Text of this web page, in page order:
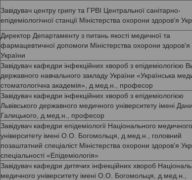
Завідувач центру грипу та ГРВІ Центральної санітарно-
епідеміологічної станції Міністерства охорони здоров'я
Директор Департаменту з питань якості медичної та
фармацевтичної допомоги Міністерства охорони здоров'я
України
Завідувач кафедри інфекційних хвороб з епідеміологією
державного навчального закладу України «Українська
стоматологічна академія», д.мед.н., професор
Завідувач кафедри інфекційних хвороб з епідеміологією
Львівського державного медичного університету імені
Галицького, д.мед.н., професор
Завідувач кафедри епідеміології Національного медичного
університету імені О.О. Богомольця, д.мед.н., головний
позаштатний спеціаліст Міністерства охорони здоров'я
спеціальності «Епідеміологія»
Завідувач кафедри дитячих інфекційних хвороб
медичного університету імені О.О. Богомольця, д.мед.н.,